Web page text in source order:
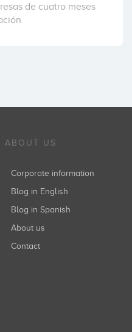
de cuatro meses
ABOUT US
Corporate information
Blog in English
Blog in Spanish
About us
Contact